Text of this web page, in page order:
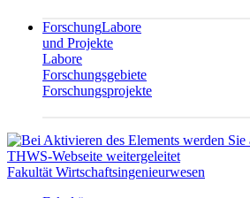
ForschungLabore
und Projekte
Labore
Forschungsgebiete
Forschungsprojekte
Fakultät Wirtschaftsingenieurwesen